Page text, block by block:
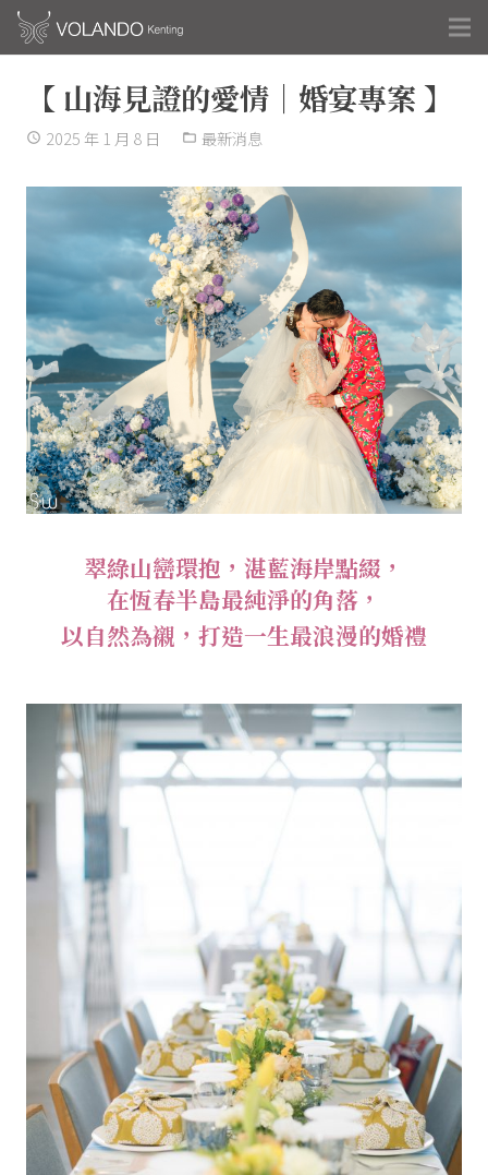
【 山海見證的愛情｜婚宴專案 】
access_time 2025 年 1 月 8 日 folder_open 最新消息
翠綠山巒環抱，湛藍海岸點綴，
在恆春半島最純淨的角落，
以自然為襯，打造一生最浪漫的婚禮